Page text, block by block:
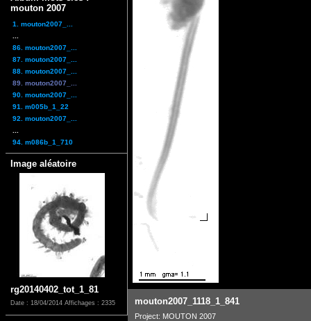
mouton 2007
1. mouton2007_...
86. mouton2007_...
87. mouton2007_...
88. mouton2007_...
89. mouton2007_...
90. mouton2007_...
91. m005b_1_22
92. mouton2007_...
94. m086b_1_710
Image aléatoire
rg20140402_tot_1_81
Date : 18/04/2014 Affichages : 2335 mouton2007_1118_1_841
Project: MOUTON 2007